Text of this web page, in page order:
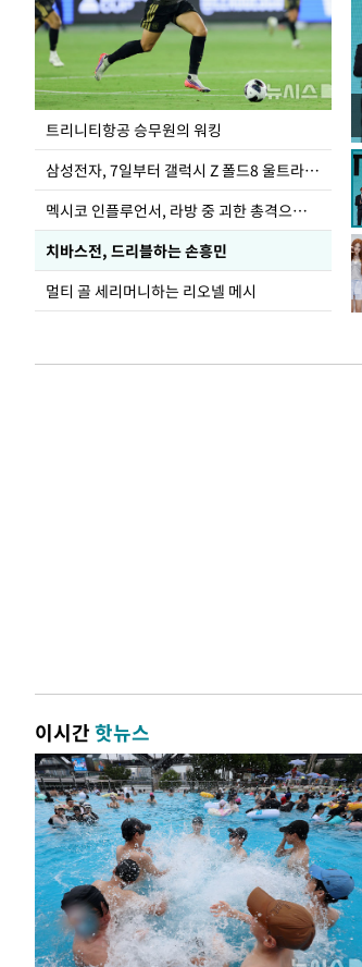
트리니티항공 승무원의 워킹
삼성전자, 7일부터 갤럭시 Z 폴드8 울트라·폴드8·플립8 출시
멕시코 인플루언서, 라방 중 괴한 총격으로 사망
치바스전, 드리블하는 손흥민
멀티 골 세리머니하는 리오넬 메시
이시간핫뉴스